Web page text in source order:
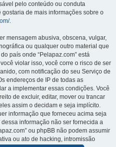
pelo conteúdo ou conduta
de mais informações sobre o
.
mensagem abusiva, obscena, vulgar,
ou qualquer outro material que
país onde “Pelapaz.com” está
violar isso, você corre o risco de ser
com notificação do seu Serviço de
endereços de IP de todas as
a implementar essas condições. Você
de excluir, editar, mover ou trancar
assim o decidam e seja implícito.
informação que forneceu acima seja
informação não ser fornecida a
ou phpBB não podem assumir
ou ato de hacking, intromissão